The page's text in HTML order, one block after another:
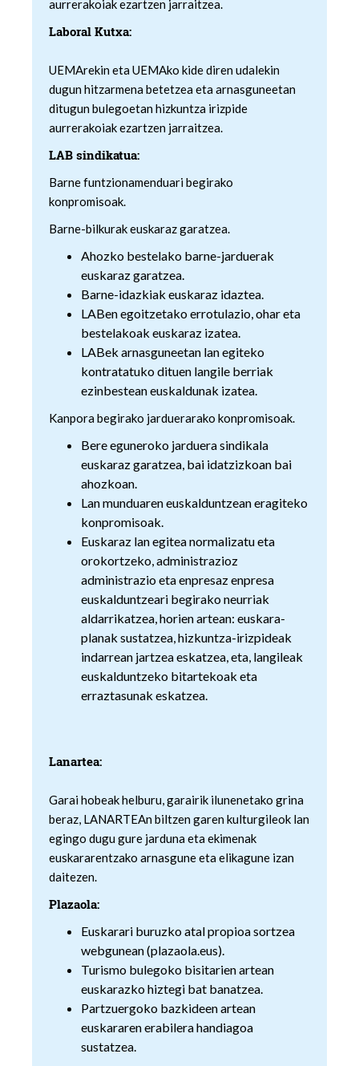
aurrerakoiak ezartzen jarraitzea.
Laboral Kutxa:
UEMArekin eta UEMAko kide diren udalekin
dugun hitzarmena betetzea eta arnasguneetan
ditugun bulegoetan hizkuntza irizpide
aurrerakoiak ezartzen jarraitzea.
LAB sindikatua:
Barne funtzionamenduari begirako
konpromisoak.
Barne-bilkurak euskaraz garatzea.
Ahozko bestelako barne-jarduerak
euskaraz garatzea.
Barne-idazkiak euskaraz idaztea.
LABen egoitzetako errotulazio, ohar eta
bestelakoak euskaraz izatea.
LABek arnasguneetan lan egiteko
kontratatuko dituen langile berriak
ezinbestean euskaldunak izatea.
Kanpora begirako jarduerarako konpromisoak.
Bere eguneroko jarduera sindikala
euskaraz garatzea, bai idatzizkoan bai
ahozkoan.
Lan munduaren euskalduntzean eragiteko
konpromisoak.
Euskaraz lan egitea normalizatu eta
orokortzeko, administrazioz
administrazio eta enpresaz enpresa
euskalduntzeari begirako neurriak
aldarrikatzea, horien artean: euskara-
planak sustatzea, hizkuntza-irizpideak
indarrean jartzea eskatzea, eta, langileak
euskalduntzeko bitartekoak eta
erraztasunak eskatzea.
Lanartea:
Garai hobeak helburu, garairik ilunenetako grina
beraz, LANARTEAn biltzen garen kulturgileok lan
egingo dugu gure jarduna eta ekimenak
euskararentzako arnasgune eta elikagune izan
daitezen.
Plazaola:
Euskarari buruzko atal propioa sortzea
webgunean (plazaola.eus).
Turismo bulegoko bisitarien artean
euskarazko hiztegi bat banatzea.
Partzuergoko bazkideen artean
euskararen erabilera handiagoa
sustatzea.